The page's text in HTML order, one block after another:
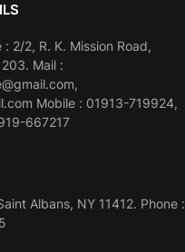
2/2, R. K. Mission Road,
Mail :
Mobile : 01913-719924,
667217
Albans, NY 11412. Phone :